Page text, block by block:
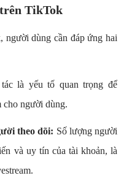
TikTok
người dùng cần đáp ứng hai
là yếu tố quan trọng để
cho người dùng.
theo dõi: Số lượng người
và uy tín của tài khoản, là